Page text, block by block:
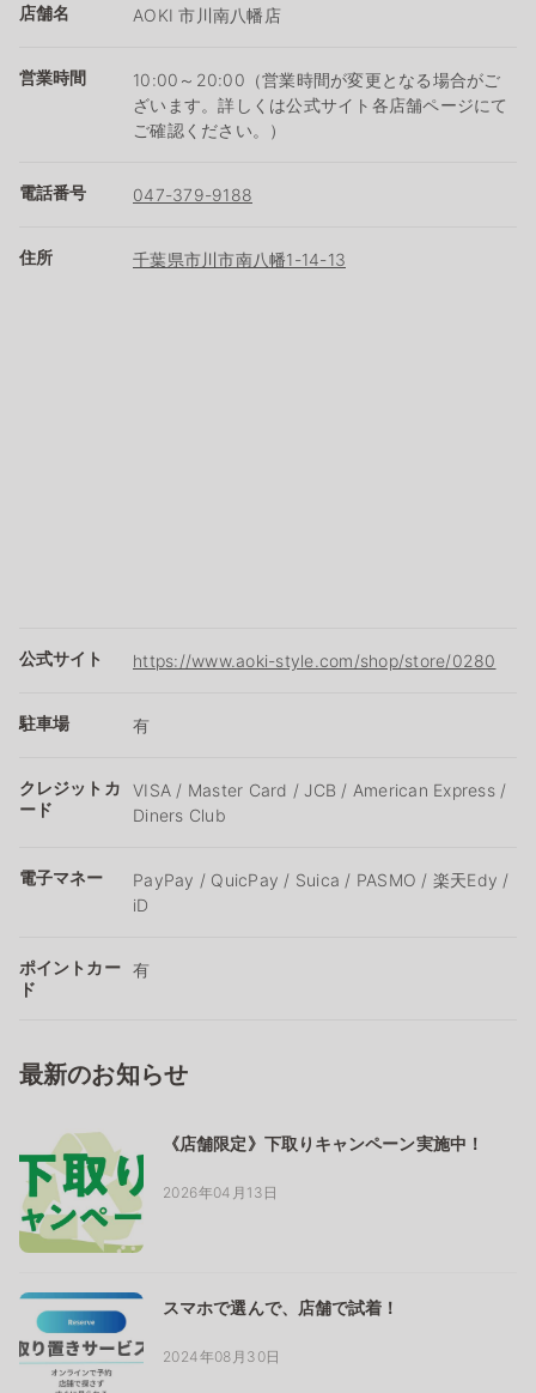
店舗名 AOKI 市川南八幡店
営業時間
10:00～20:00（営業時間が変更となる場合がご
ざいます。詳しくは公式サイト各店舗ページにて
ご確認ください。）
電話番号 047-379-9188
住所 千葉県市川市南八幡1-14-13
公式サイト https://www.aoki-style.com/shop/store/0280
駐車場 有
クレジットカ
ード
VISA / Master Card / JCB / American Express /
Diners Club
電子マネー
PayPay / QuicPay / Suica / PASMO / 楽天Edy /
iD
ポイントカー
ド
有
最新のお知らせ
《店舗限定》下取りキャンペーン実施中！
2026年04月13日
スマホで選んで、店舗で試着！
2024年08月30日